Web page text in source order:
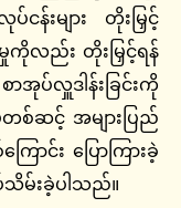
န်းများ တိုးမြှင့်
ကိုလည်း တိုးမြှင့်ရန်
ပ်လှူဒါန်းခြင်းကို
တစ်ဆင့် အများပြည်
ာင်း ပြောကြားခဲ့
သိမ်းခဲ့ပါသည်။